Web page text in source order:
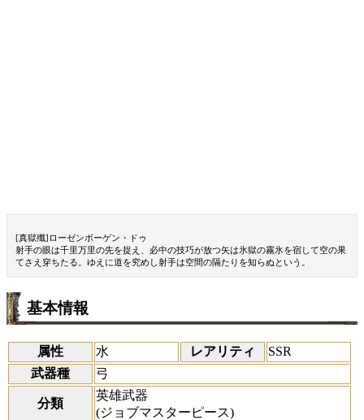
[真獄殲]ローゼンボーゲン・ドゥ
射手の眼は千里万里の先を捉え、必中の技巧が放つ矢は氷獄の霧氷を宿して空の果
てさえ穿ちたる。ゆえに道を究めし射手は空間の隔たりを知らぬという。
基本情報
属性 水 レアリティ
SSR
武器種
弓
分類
英雄武器
(ジョブマスターピース)